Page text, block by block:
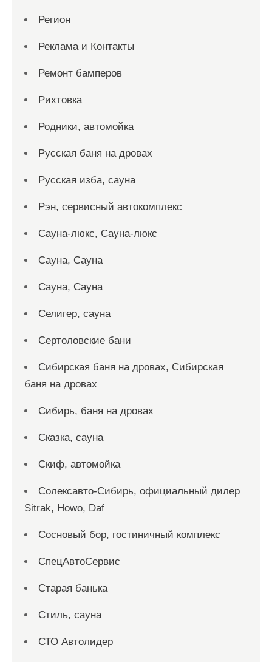
Регион
Реклама и Контакты
Ремонт бамперов
Рихтовка
Родники, автомойка
Русская баня на дровах
Русская изба, сауна
Рэн, сервисный автокомплекс
Сауна-люкс, Сауна-люкс
Сауна, Сауна
Сауна, Сауна
Селигер, сауна
Сертоловские бани
Сибирская баня на дровах, Сибирская
баня на дровах
Сибирь, баня на дровах
Сказка, сауна
Скиф, автомойка
Солексавто-Сибирь, официальный дилер
Sitrak, Howo, Daf
Сосновый бор, гостиничный комплекс
СпецАвтоСервис
Старая банька
Стиль, сауна
СТО Автолидер